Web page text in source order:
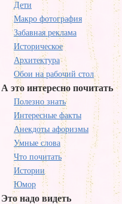
Дети
Макро фотография
Забавная реклама
Историческое
Архитектура
Обои на рабочий стол
А это интересно почитать
Полезно знать
Интересные факты
Анекдоты афоризмы
Умные слова
Что почитать
Истории
Юмор
Это надо видеть